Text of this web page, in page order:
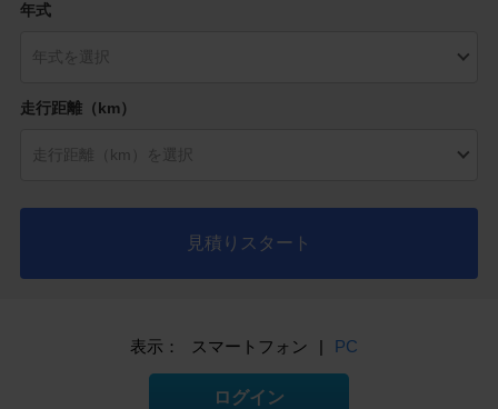
年式
走行距離（km）
見積りスタート
表示： スマートフォン | PC
ログイン